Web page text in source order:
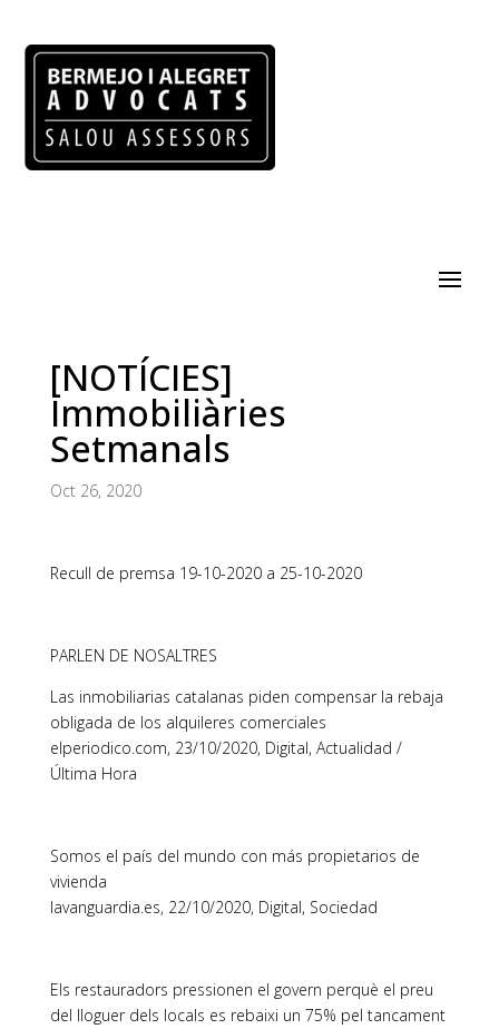
[NOTÍCIES]
Immobiliàries
Setmanals
Oct 26, 2020
Recull de premsa 19-10-2020 a 25-10-2020
PARLEN DE NOSALTRES
Las inmobiliarias catalanas piden compensar la rebaja
obligada de los alquileres comerciales
elperiodico.com, 23/10/2020, Digital, Actualidad /
Última Hora
Somos el país del mundo con más propietarios de
vivienda
lavanguardia.es, 22/10/2020, Digital, Sociedad
Els restauradors pressionen el govern perquè el preu
del lloguer dels locals es rebaixi un 75% pel tancament